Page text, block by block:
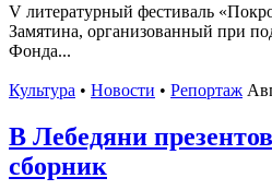
V литературный фестиваль
Замятина, организованный при
Фонда...
Культура • Новости • Репортаж
В Лебедяни
сборник